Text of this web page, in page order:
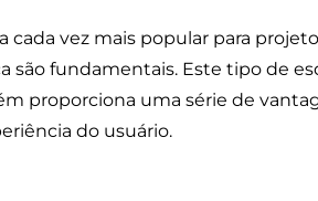
cada vez mais popular para
são fundamentais. Este tipo de
proporciona uma série de
do usuário.